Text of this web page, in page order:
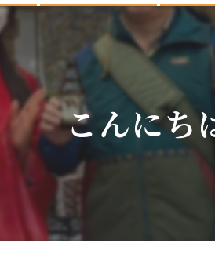
こんにち